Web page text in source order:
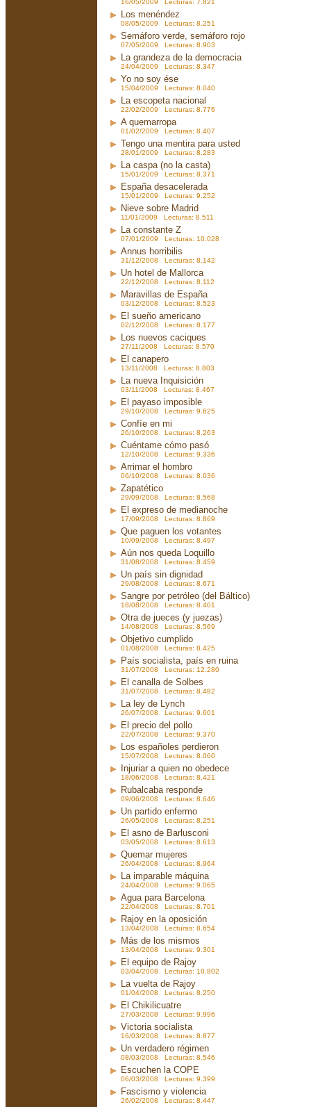
16/05/2009 Lecturas: 7.821
Los menéndez
08/05/2009 Lecturas: 8.251
Semáforo verde, semáforo rojo
07/05/2009 Lecturas: 8.903
La grandeza de la democracia
24/04/2009 Lecturas: 8.347
Yo no soy ése
15/04/2009 Lecturas: 8.040
La escopeta nacional
22/02/2009 Lecturas: 8.776
A quemarropa
01/02/2009 Lecturas: 8.407
Tengo una mentira para usted
28/01/2009 Lecturas: 8.283
La caspa (no la casta)
15/01/2009 Lecturas: 8.371
España desacelerada
15/01/2009 Lecturas: 9.252
Nieve sobre Madrid
11/01/2009 Lecturas: 8.511
La constante Z
07/01/2009 Lecturas: 10.028
Annus horribilis
31/12/2008 Lecturas: 8.142
Un hotel de Mallorca
22/12/2008 Lecturas: 8.112
Maravillas de España
03/12/2008 Lecturas: 8.523
El sueño americano
02/12/2008 Lecturas: 8.177
Los nuevos caciques
27/11/2008 Lecturas: 8.570
El canapero
13/11/2008 Lecturas: 8.803
La nueva Inquisición
03/11/2008 Lecturas: 8.467
El payaso imposible
29/10/2008 Lecturas: 9.625
Confíe en mi
26/10/2008 Lecturas: 8.263
Cuéntame cómo pasó
12/10/2008 Lecturas: 9.336
Arrimar el hombro
06/10/2008 Lecturas: 8.036
Zapatético
29/09/2008 Lecturas: 8.568
El expreso de medianoche
17/09/2008 Lecturas: 8.869
Que paguen los votantes
10/09/2008 Lecturas: 8.497
Aún nos queda Loquillo
31/08/2008 Lecturas: 8.459
Un país sin dignidad
29/08/2008 Lecturas: 8.671
Sangre por petróleo (del Báltico)
18/08/2008 Lecturas: 8.401
Otra de jueces (y juezas)
14/08/2008 Lecturas: 8.569
Objetivo cumplido
01/08/2008 Lecturas: 8.425
País socialista, país en ruina
31/07/2008 Lecturas: 12.280
El canalla de Solbes
31/07/2008 Lecturas: 8.482
La ley de Lynch
26/07/2008 Lecturas: 9.601
El precio del pollo
22/07/2008 Lecturas: 9.370
Los españoles perdieron
15/07/2008 Lecturas: 8.060
Injuriar a quien no obedece
18/06/2008 Lecturas: 8.421
Rubalcaba responde
09/06/2008 Lecturas: 8.646
Un partido enfermo
26/05/2008 Lecturas: 8.251
El asno de Barlusconi
03/05/2008 Lecturas: 8.613
Quemar mujeres
26/04/2008 Lecturas: 8.964
La imparable máquina
24/04/2008 Lecturas: 9.065
Agua para Barcelona
22/04/2008 Lecturas: 8.701
Rajoy en la oposición
13/04/2008 Lecturas: 8.654
Más de los mismos
13/04/2008 Lecturas: 9.301
El equipo de Rajoy
03/04/2008 Lecturas: 10.802
La vuelta de Rajoy
01/04/2008 Lecturas: 8.250
El Chikilicuatre
27/03/2008 Lecturas: 9.996
Victoria socialista
16/03/2008 Lecturas: 8.877
Un verdadero régimen
08/03/2008 Lecturas: 8.546
Escuchen la COPE
06/03/2008 Lecturas: 9.399
Fascismo y violencia
26/02/2008 Lecturas: 8.447